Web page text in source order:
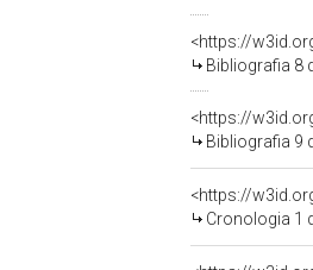
<https://
Bibliografia 8
<https://
Bibliografia 9
<https://
Cronologia 1